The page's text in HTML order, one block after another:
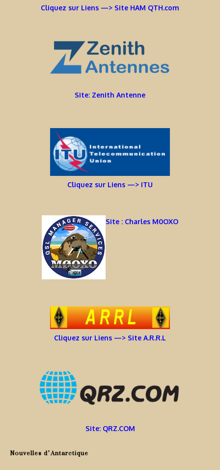
Cliquez sur Liens —> Site HAM QTH.com
Site: Zenith Antenne
Cliquez sur Liens —> ITU
Site : Charles M0OXO
Cliquez sur Liens —> Site A.R.R.L
Site: QRZ.COM
Nouvelles d’Antarctique